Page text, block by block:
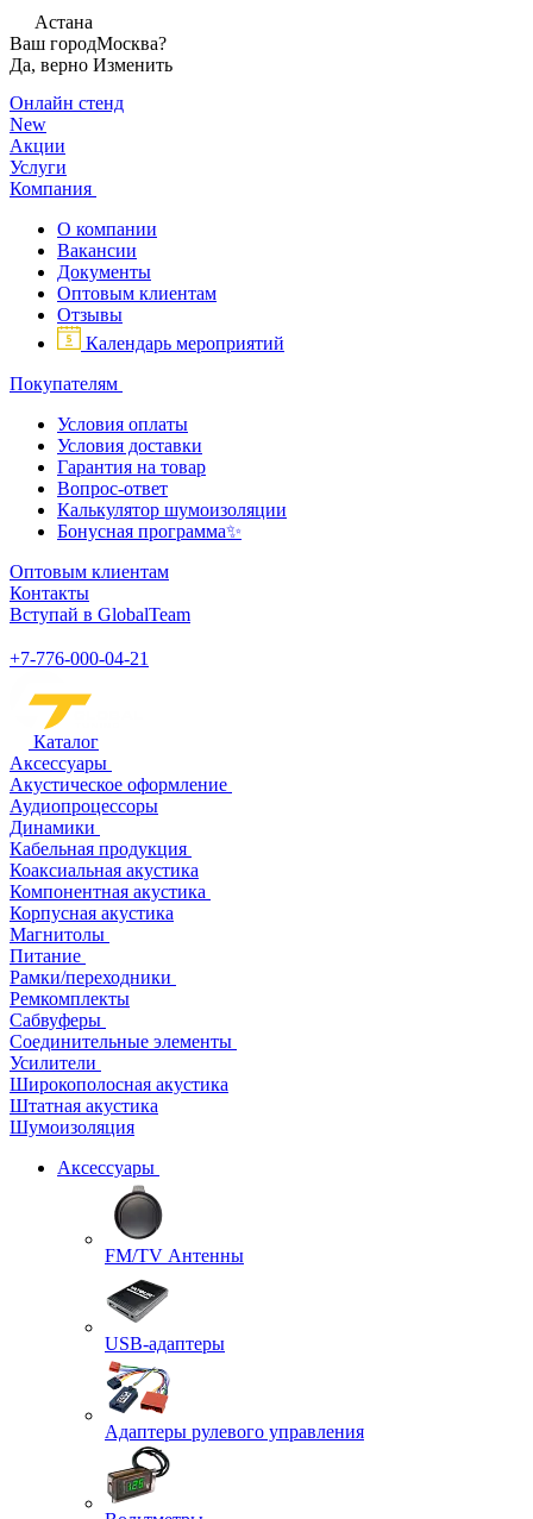
Астана
Ваш городМосква?
Да, верно Изменить
Онлайн стенд
New
Акции
Услуги
Компания
О компании
Вакансии
Документы
Оптовым клиентам
Отзывы
Календарь мероприятий
Покупателям
Условия оплаты
Условия доставки
Гарантия на товар
Вопрос-ответ
Калькулятор шумоизоляции
Бонусная программа✨
Оптовым клиентам
Контакты
Вступай в GlobalTeam
+7-776-000-04-21
Каталог
Аксессуары
Акустическое оформление
Аудиопроцессоры
Динамики
Кабельная продукция
Коаксиальная акустика
Компонентная акустика
Корпусная акустика
Магнитолы
Питание
Рамки/переходники
Ремкомплекты
Сабвуферы
Соединительные элементы
Усилители
Широкополосная акустика
Штатная акустика
Шумоизоляция
Аксессуары
FM/TV Антенны
USB-адаптеры
Адаптеры рулевого управления